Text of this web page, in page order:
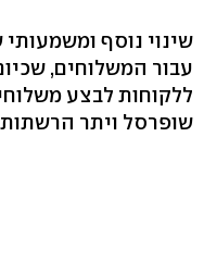
שינוי נוסף ומשמעותי
עבור המשלוחים,
ללקוחות לבצע
שופרסל ויתר הרשתות גובות כ-